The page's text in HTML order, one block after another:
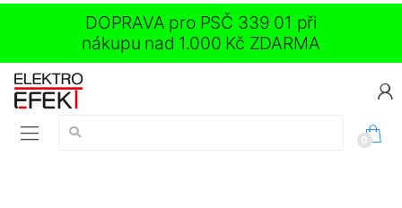
DOPRAVA pro PSČ 339 01 při
nákupu nad 1.000 Kč ZDARMA
Vyhledávání:
0